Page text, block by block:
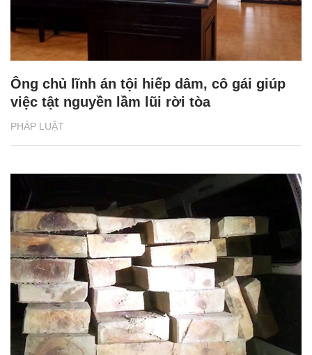
PHÁP LUẬT
Ông chủ lĩnh án tội hiếp dâm, cô gái giúp
việc tật nguyền lầm lũi rời tòa